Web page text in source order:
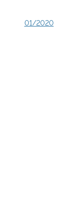
01/2020